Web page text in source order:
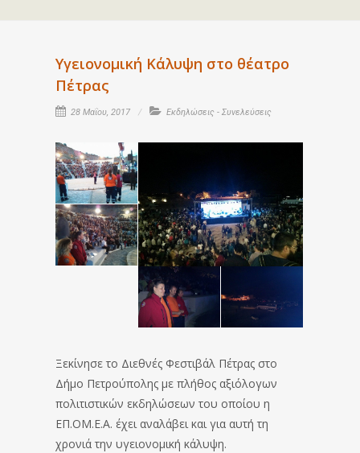
Υγειονομική Κάλυψη στο θέατρο
Πέτρας
28 Μαΐου, 2017 Εκδηλώσεις - Συνελεύσεις
Ξεκίνησε το Διεθνές Φεστιβάλ Πέτρας στο
Δήμο Πετρούπολης με πλήθος αξιόλογων
πολιτιστικών εκδηλώσεων του οποίου η
ΕΠ.ΟΜ.Ε.Α. έχει αναλάβει και για αυτή τη
χρονιά την υγειονομική κάλυψη.